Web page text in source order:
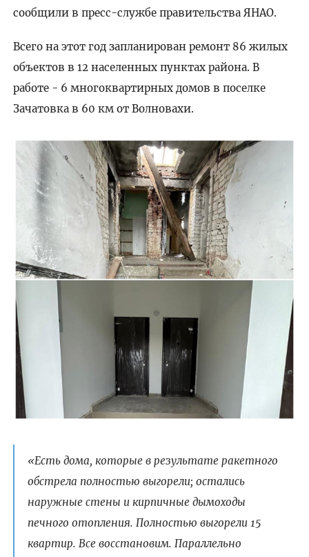
сообщили в пресс-службе правительства ЯНАО.
Всего на этот год запланирован ремонт 86 жилых
объектов в 12 населенных пунктах района. В
работе - 6 многоквартирных домов в поселке
Зачатовка в 60 км от Волновахи.
«Есть дома, которые в результате ракетного
обстрела полностью выгорели; остались
наружные стены и кирпичные дымоходы
печного отопления. Полностью выгорели 15
квартир. Все восстановим. Параллельно